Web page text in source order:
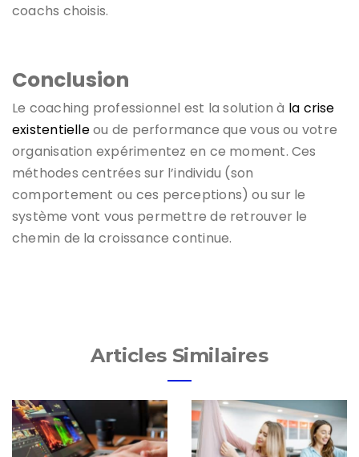
coachs choisis.
Conclusion
Le coaching professionnel est la solution à la crise
existentielleou de performance que vous ou votre
organisation expérimentez en ce moment. Ces
méthodes centrées sur l’individu (son
comportement ou ces perceptions) ou sur le
système vont vous permettre de retrouver le
chemin de la croissance continue.
Articles Similaires